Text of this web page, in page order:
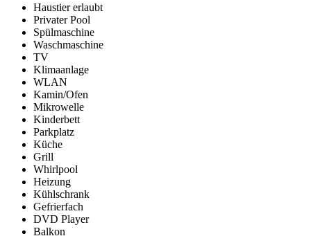
Haustier erlaubt
Privater Pool
Spülmaschine
Waschmaschine
TV
Klimaanlage
WLAN
Kamin/Ofen
Mikrowelle
Kinderbett
Parkplatz
Küche
Grill
Whirlpool
Heizung
Kühlschrank
Gefrierfach
DVD Player
Balkon